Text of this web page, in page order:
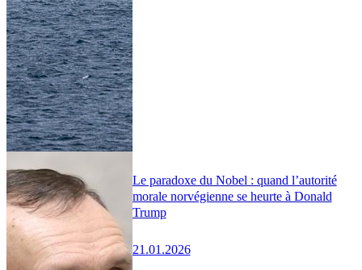
Le paradoxe du Nobel : quand l’autorité
morale norvégienne se heurte à Donald
Trump
21.01.2026